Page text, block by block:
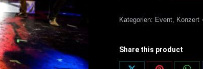
Tribute
P!NK
30.04.2027
Kategorien: Event, Konzert
Share this product